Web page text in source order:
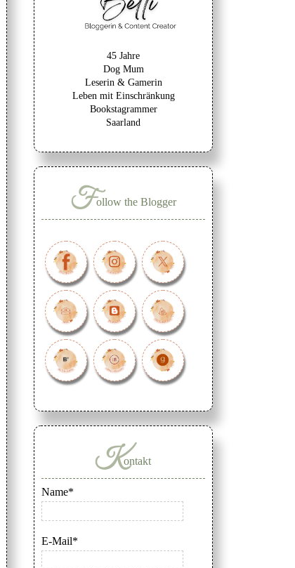
45 Jahre
Dog Mum
Leserin & Gamerin
Leben mit Einschränkung
Bookstagrammer
Saarland
Follow the Blogger
Kontakt
Name*
E-Mail*